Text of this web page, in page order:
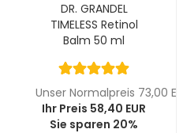
DR. GRANDEL
TIMELESS Retinol
Balm 50 ml
Unser Normalpreis 73,00 EUR
Ihr Preis 58,40 EUR
Sie sparen 20%